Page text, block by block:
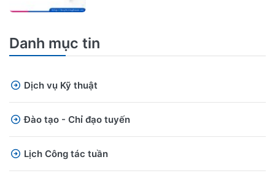
Danh mục tin
Dịch vụ Kỹ thuật
Đào tạo - Chỉ đạo tuyến
Lịch Công tác tuần